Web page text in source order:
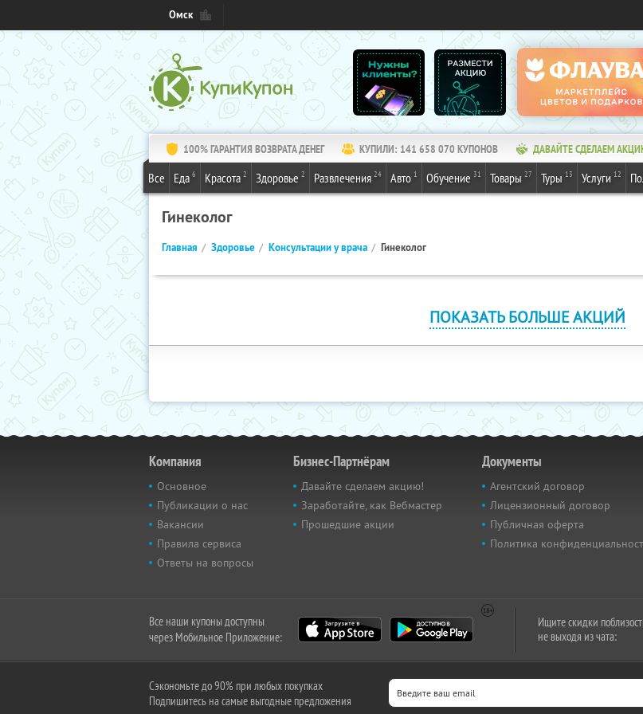
Омск
100% ГАРАНТИЯ ВОЗВРАТА ДЕНЕГ КУПИЛИ: 141 658 070КУПОНОВ ДАВАЙТЕ СДЕЛАЕМ
Все Еда 6 Красота 2 Здоровье 2 Развлечения 24 Авто 1 Обучение 31 Товары 27 Туры 13 Услуги 12
Гинеколог
Главная Здоровье Консультации у врача Гинеколог
ПОКАЗАТЬ БОЛЬШЕ АКЦИЙ
Компания
Основное
Публикации о нас
Вакансии
Правила сервиса
Ответы на вопросы
Бизнес-Партнёрам
Давайте сделаем акцию!
Заработайте, как Вебмастер
Прошедшие акции
Документы
Агентский договор
Лицензионный договор
Публичная оферта
Политика
Все наши купоны доступны
через Мобильное Приложение:
Ищите скидки
не выходя из чата:
Сэкономьте до 90% при любых покупках
Подпишитесь на самые выгодные предложения